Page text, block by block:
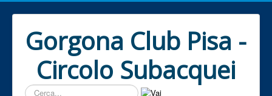
Gorgona Club Pisa -
Circolo Subacquei
Cerca...